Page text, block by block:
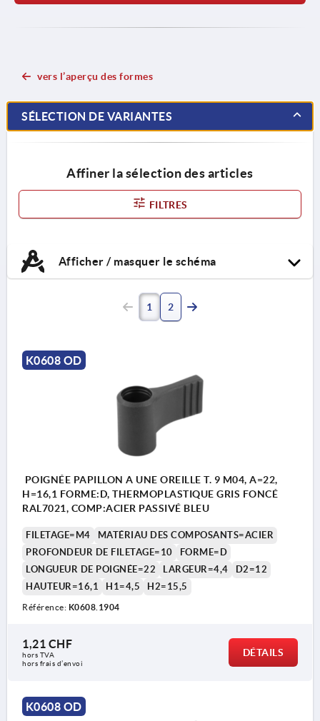
vers l’aperçu des formes
SÉLECTION DE VARIANTES
Affiner la sélection des articles
FILTRES
Afficher / masquer le schéma
1 2
K0608 OD
POIGNÉE PAPILLON A UNE OREILLE T. 9 M04, A=22,
H=16,1 FORME:D, THERMOPLASTIQUE GRIS FONCÉ
RAL7021, COMP:ACIER PASSIVÉ BLEU
FILETAGE=M4
MATÉRIAU DES COMPOSANTS=ACIER
PROFONDEUR DE FILETAGE=10
FORME=D
LONGUEUR DE POIGNÉE=22
LARGEUR=4,4
D2=12
HAUTEUR=16,1
H1=4,5 H2=15,5
Référence: K0608.1904
1,21 CHF
hors TVA
hors frais d’envoi
DÉTAILS
K0608 OD